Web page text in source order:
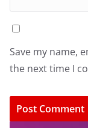
Save my name,
the next time I